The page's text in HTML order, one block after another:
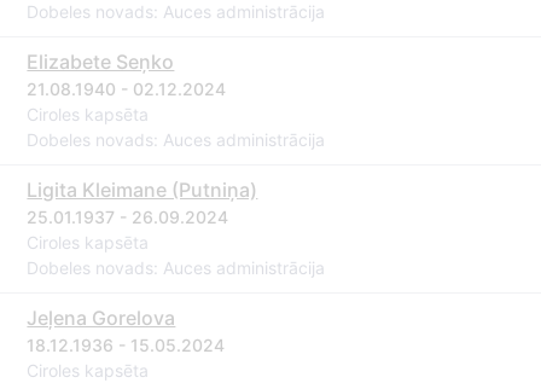
Dobeles novads: Auces administrācija
Elizabete Seņko
21.08.1940 - 02.12.2024
Ciroles kapsēta
Dobeles novads: Auces administrācija
Ligita Kleimane (Putniņa)
25.01.1937 - 26.09.2024
Ciroles kapsēta
Dobeles novads: Auces administrācija
Jeļena Gorelova
18.12.1936 - 15.05.2024
Ciroles kapsēta